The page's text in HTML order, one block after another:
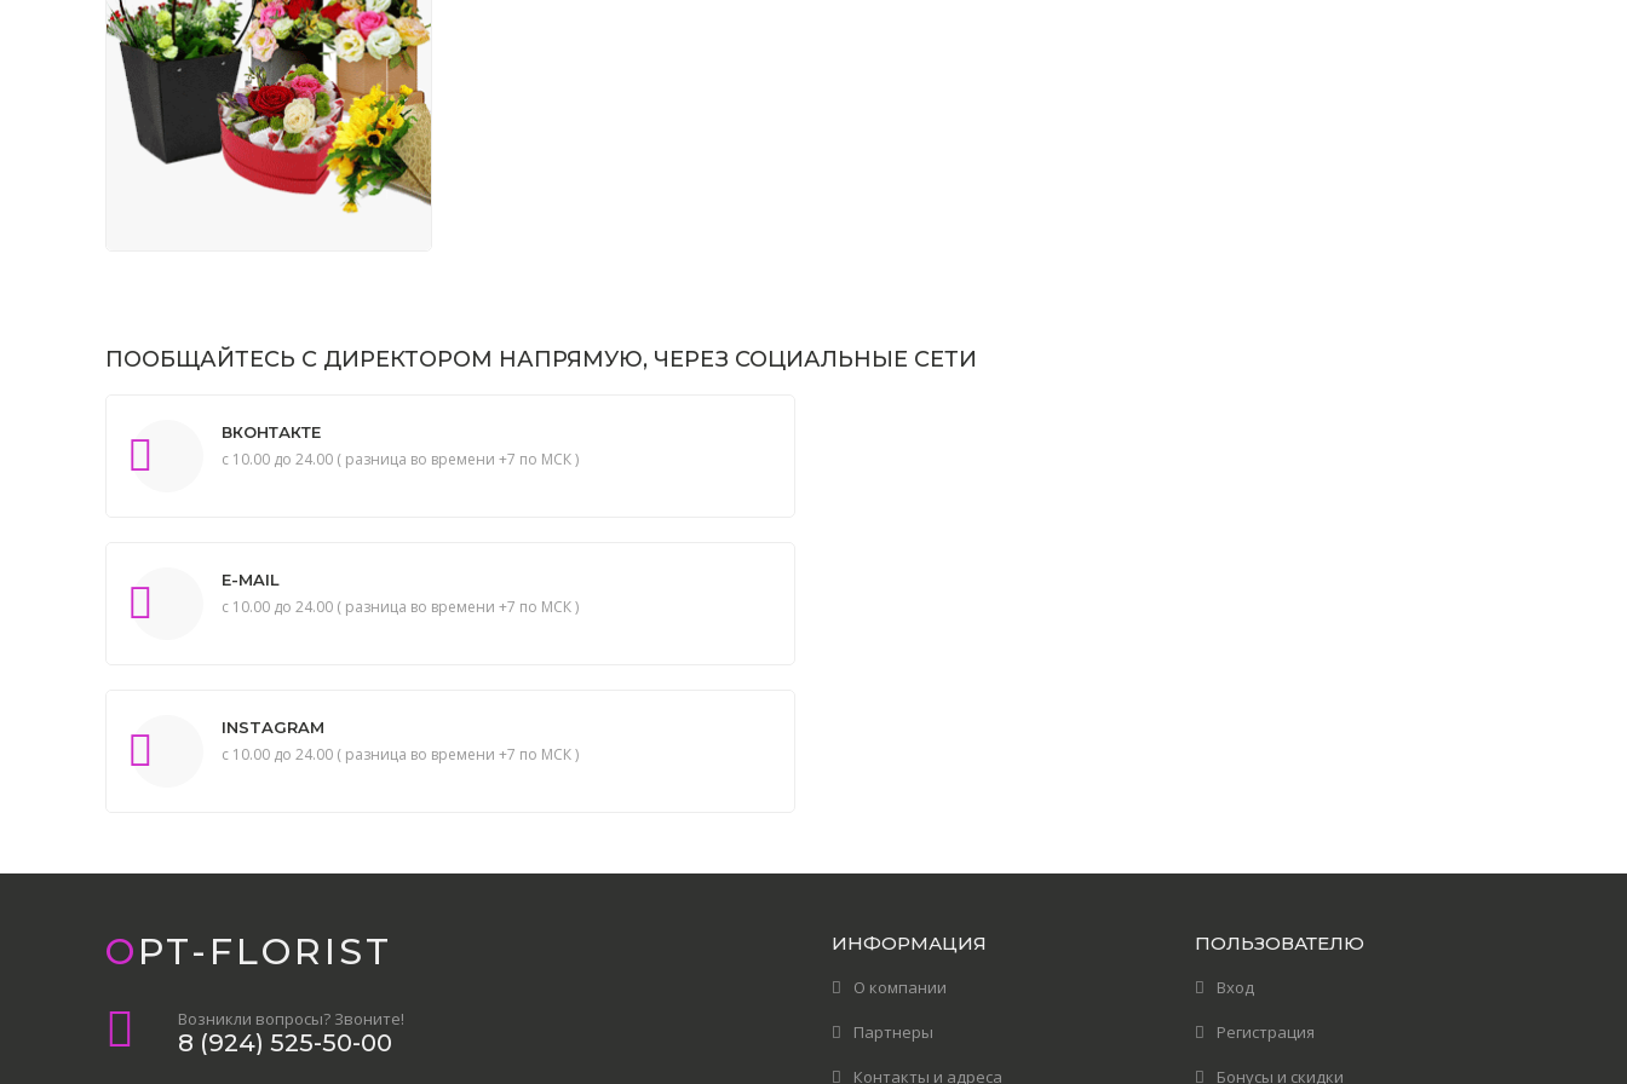
ПООБЩАЙТЕСЬ С ДИРЕКТОРОМ НАПРЯМУЮ, ЧЕРЕЗ СОЦИАЛЬНЫЕ СЕТИ
ВКОНТАКТЕ
с 10.00 до 24.00 ( разница во времени +7 по МСК )
E-MAIL
с 10.00 до 24.00 ( разница во времени +7 по МСК )
INSTAGRAM
с 10.00 до 24.00 ( разница во времени +7 по МСК )
OPT-FLORIST
Возникли вопросы? Звоните!
8 (924) 525-50-00
ИНФОРМАЦИЯ
О компании
Партнеры
Контакты и адреса
ПОЛЬЗОВАТЕЛЮ
Вход
Регистрация
Бонусы и скидки